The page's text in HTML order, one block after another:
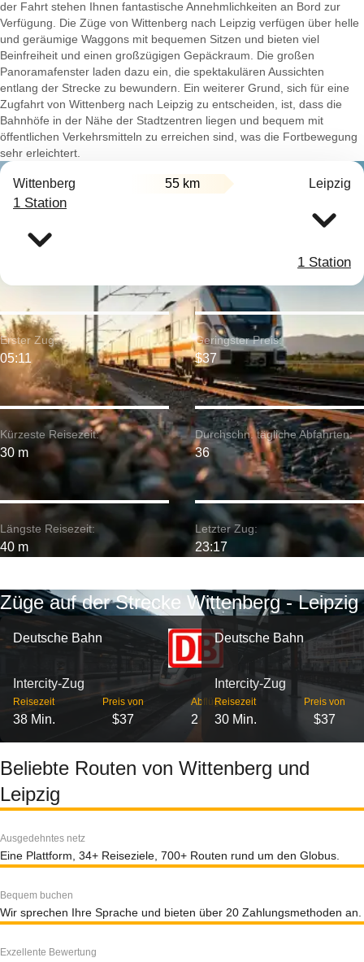
der Fahrt stehen Ihnen fantastische Annehmlichkeiten an Bord zur
Verfügung. Die Züge von Wittenberg nach Leipzig verfügen über helle
und geräumige Waggons mit bequemen Sitzen und bieten viel
Beinfreiheit und einen großzügigen Gepäckraum. Die großen
Panoramafenster laden dazu ein, die spektakulären Aussichten
entlang der Strecke zu bewundern. Ein weiterer Grund, sich für eine
Zugfahrt von Wittenberg nach Leipzig zu entscheiden, ist, dass die
Bahnhöfe in der Nähe der Stadtzentren liegen und bequem mit
öffentlichen Verkehrsmitteln zu erreichen sind, was die Fortbewegung
sehr erleichtert.
Wittenberg 55 km Leipzig
1 Station
1 Station
Kürzeste Reisezeit:
30 m
Erster Zug:
05:11
Längste Reisezeit:
40 m
Geringster Preis:
$37
Durchschn. tägliche Abfahrten:
36
Letzter Zug:
23:17
Züge auf der Strecke Wittenberg - Leipzig
Deutsche Bahn
Intercity-Zug
Reisezeit
38 Min.
Preis von
$37
Abflüge
2
Deutsche Bahn
Intercity-Zug
Reisezeit
30 Min.
Preis von
$37
Beliebte Routen von Wittenberg und
Leipzig
Ausgedehntes netz
Eine Plattform, 34+ Reiseziele, 700+ Routen rund um den Globus.
Bequem buchen
Wir sprechen Ihre Sprache und bieten über 20 Zahlungsmethoden an.
Exzellente Bewertung